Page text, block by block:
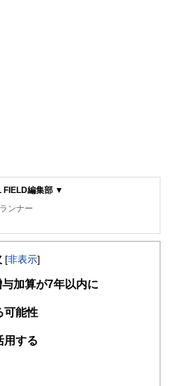
FIELD編集部 ▼
ンナー
、金融、経済に関する記事を、日々
できるようわかりやすく発信していま
暮らし」に関する書籍・雑誌の編集経
立案から記事掲載まですべての工程に
線のコンテンツを追求しています。
[非表示]
加算が7年以内に
可能性
用する